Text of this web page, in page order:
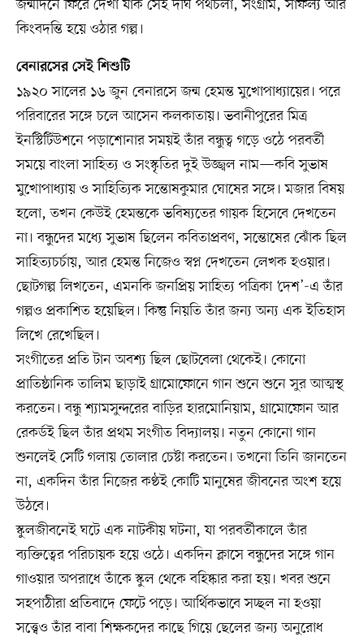
জন্মদিনে ফিরে দেখা যাক সেই দীর্ঘ পথচলা, সংগ্রাম, সাফল্য আর
কিংবদন্তি হয়ে ওঠার গল্প।
বেনারসের সেই শিশুটি
১৯২০ সালের ১৬ জুন বেনারসে জন্ম হেমন্ত মুখোপাধ্যায়ের। পরে
পরিবারের সঙ্গে চলে আসেন কলকাতায়। ভবানীপুরের মিত্র
ইনস্টিটিউশনে পড়াশোনার সময়ই তাঁর বন্ধুত্ব গড়ে ওঠে পরবর্তী
সময়ে বাংলা সাহিত্য ও সংস্কৃতির দুই উজ্জ্বল নাম—কবি সুভাষ
মুখোপাধ্যায় ও সাহিত্যিক সন্তোষকুমার ঘোষের সঙ্গে। মজার বিষয়
হলো, তখন কেউই হেমন্তকে ভবিষ্যতের গায়ক হিসেবে দেখতেন
না। বন্ধুদের মধ্যে সুভাষ ছিলেন কবিতাপ্রবণ, সন্তোষের ঝোঁক ছিল
সাহিত্যচর্চায়, আর হেমন্ত নিজেও স্বপ্ন দেখতেন লেখক হওয়ার।
ছোটগল্প লিখতেন, এমনকি জনপ্রিয় সাহিত্য পত্রিকা ‘দেশ’-এ তাঁর
গল্পও প্রকাশিত হয়েছিল। কিন্তু নিয়তি তাঁর জন্য অন্য এক ইতিহাস
লিখে রেখেছিল।
সংগীতের প্রতি টান অবশ্য ছিল ছোটবেলা থেকেই। কোনো
প্রাতিষ্ঠানিক তালিম ছাড়াই গ্রামোফোনে গান শুনে শুনে সুর আত্মস্থ
করতেন। বন্ধু শ্যামসুন্দরের বাড়ির হারমোনিয়াম, গ্রামোফোন আর
রেকর্ডই ছিল তাঁর প্রথম সংগীত বিদ্যালয়। নতুন কোনো গান
শুনলেই সেটি গলায় তোলার চেষ্টা করতেন। তখনো তিনি জানতেন
না, একদিন তাঁর নিজের কণ্ঠই কোটি মানুষের জীবনের অংশ হয়ে
উঠবে।
স্কুলজীবনেই ঘটে এক নাটকীয় ঘটনা, যা পরবর্তীকালে তাঁর
ব্যক্তিত্বের পরিচায়ক হয়ে ওঠে। একদিন ক্লাসে বন্ধুদের সঙ্গে গান
গাওয়ার অপরাধে তাঁকে স্কুল থেকে বহিষ্কার করা হয়। খবর শুনে
সহপাঠীরা প্রতিবাদে ফেটে পড়ে। আর্থিকভাবে সচ্ছল না হওয়া
সত্ত্বেও তাঁর বাবা শিক্ষকদের কাছে গিয়ে ছেলের জন্য অনুরোধ